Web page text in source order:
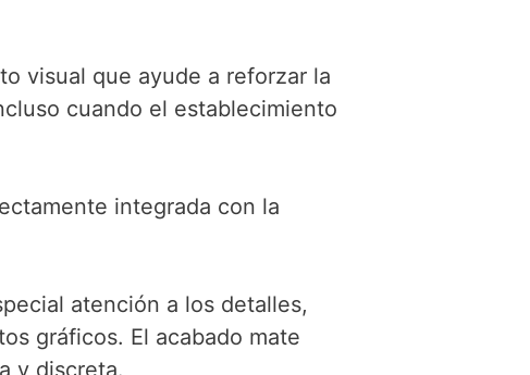
visual que ayude a reforzar la
cuando el establecimiento
integrada con la
atención a los detalles,
gráficos. El acabado mate
y discreta.